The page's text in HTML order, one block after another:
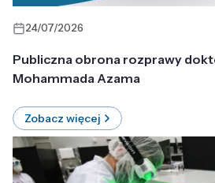
24/07/2026
Publiczna obrona rozprawy
Mohammada Azama
Zobacz więcej